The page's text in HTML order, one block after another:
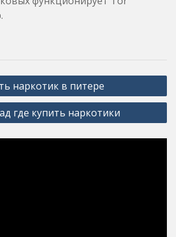
наркотик в питере
где купить наркотики